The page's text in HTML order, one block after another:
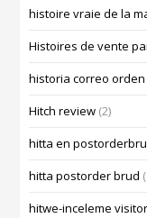
histoire vraie de la
Histoires de vente
historia correo
Hitch review (2)
hitta en
hitta postorder brud
hitwe-inceleme